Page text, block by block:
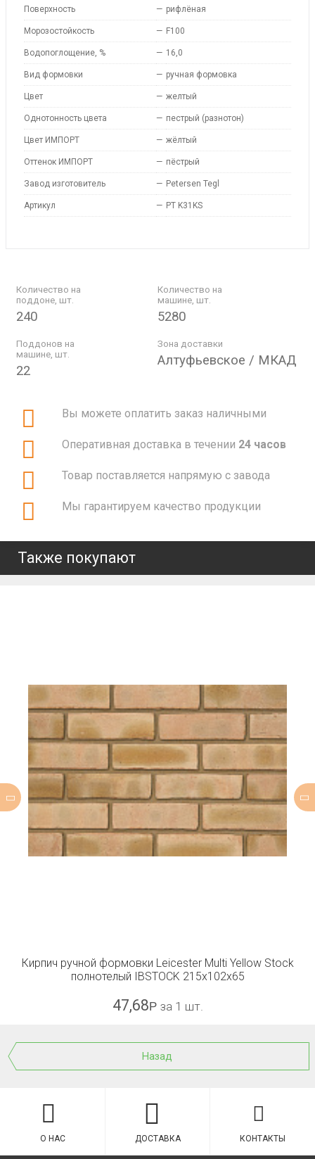
Поверхность — рифлёная
Морозостойкость — F100
Водопоглощение, % — 16,0
Вид формовки — ручная формовка
Цвет — желтый
Однотонность цвета — пестрый (разнотон)
Цвет ИМПОРТ — жёлтый
Оттенок ИМПОРТ — пёстрый
Завод изготовитель — Petersen Tegl
Артикул — PT K31KS
Количество на
поддоне, шт.
240
Количество на
машине, шт.
5280
Поддонов на
машине, шт.
22
Зона доставки
Алтуфьевское / МКАД
Вы можете оплатить заказ наличными
Оперативная доставка в течении 24 часов
Товар поставляется напрямую с завода
Мы гарантируем качество продукции
Также покупают
Кирпич ручной формовки Leicester Multi Yellow Stock
полнотелый IBSTOCK 215x102x65
47,68Р за 1 шт.
Назад
О НАС ДОСТАВКА КОНТАКТЫ